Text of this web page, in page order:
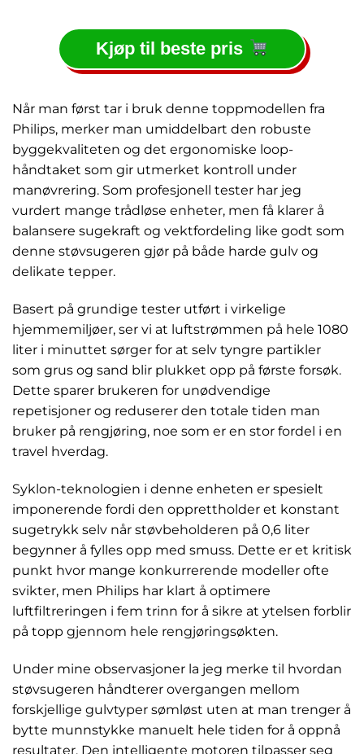
Kjøp til beste pris
Når man først tar i bruk denne toppmodellen fra
Philips, merker man umiddelbart den robuste
byggekvaliteten og det ergonomiske loop-
håndtaket som gir utmerket kontroll under
manøvrering. Som profesjonell tester har jeg
vurdert mange trådløse enheter, men få klarer å
balansere sugekraft og vektfordeling like godt som
denne støvsugeren gjør på både harde gulv og
delikate tepper.
Basert på grundige tester utført i virkelige
hjemmemiljøer, ser vi at luftstrømmen på hele 1080
liter i minuttet sørger for at selv tyngre partikler
som grus og sand blir plukket opp på første forsøk.
Dette sparer brukeren for unødvendige
repetisjoner og reduserer den totale tiden man
bruker på rengjøring, noe som er en stor fordel i en
travel hverdag.
Syklon-teknologien i denne enheten er spesielt
imponerende fordi den opprettholder et konstant
sugetrykk selv når støvbeholderen på 0,6 liter
begynner å fylles opp med smuss. Dette er et kritisk
punkt hvor mange konkurrerende modeller ofte
svikter, men Philips har klart å optimere
luftfiltreringen i fem trinn for å sikre at ytelsen forblir
på topp gjennom hele rengjøringsøkten.
Under mine observasjoner la jeg merke til hvordan
støvsugeren håndterer overgangen mellom
forskjellige gulvtyper sømløst uten at man trenger å
bytte munnstykke manuelt hele tiden for å oppnå
resultater. Den intelligente motoren tilpasser seg